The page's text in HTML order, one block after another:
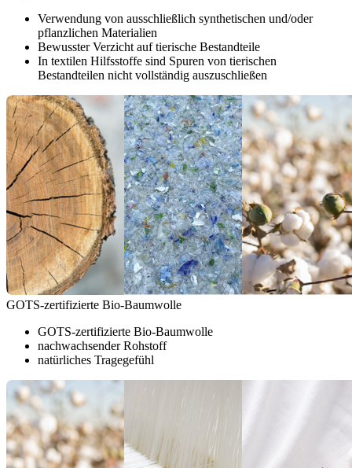
Verwendung von ausschließlich synthetischen und/oder
pflanzlichen Materialien
Bewusster Verzicht auf tierische Bestandteile
In textilen Hilfsstoffe sind Spuren von tierischen
Bestandteilen nicht vollständig auszuschließen
GOTS-zertifizierte Bio-Baumwolle
GOTS-zertifizierte Bio-Baumwolle
nachwachsender Rohstoff
natürliches Tragegefühl